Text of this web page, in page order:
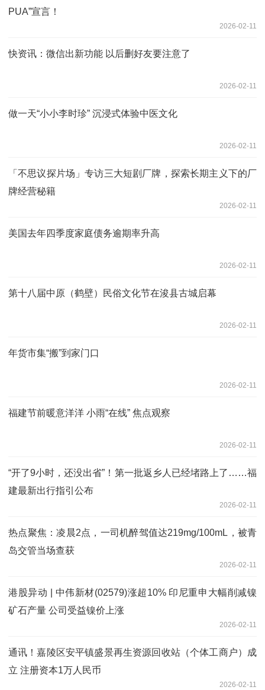
PUA”宣言！
2026-02-11
快资讯：微信出新功能 以后删好友要注意了
2026-02-11
做一天“小小李时珍” 沉浸式体验中医文化
2026-02-11
「不思议探片场」专访三大短剧厂牌，探索长期主义下的厂
牌经营秘籍
2026-02-11
美国去年四季度家庭债务逾期率升高
2026-02-11
第十八届中原（鹤壁）民俗文化节在浚县古城启幕
2026-02-11
年货市集“搬”到家门口
2026-02-11
福建节前暖意洋洋 小雨“在线” 焦点观察
2026-02-11
“开了9小时，还没出省”！第一批返乡人已经堵路上了……福
建最新出行指引公布
2026-02-11
热点聚焦：凌晨2点，一司机醉驾值达219mg/100mL，被青
岛交管当场查获
2026-02-11
港股异动 | 中伟新材(02579)涨超10% 印尼重申大幅削减镍
矿石产量 公司受益镍价上涨
2026-02-11
通讯！嘉陵区安平镇盛景再生资源回收站（个体工商户）成
立 注册资本1万人民币
2026-02-11